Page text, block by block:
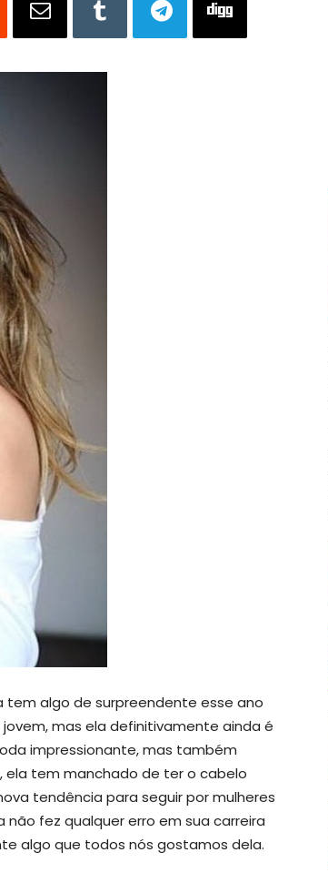
algo de surpreendente esse ano
mas ela definitivamente ainda é
impressionante, mas também
ela tem manchado de ter o cabelo
tendência para seguir por mulheres
fez qualquer erro em sua carreira
algo que todos nós gostamos dela.